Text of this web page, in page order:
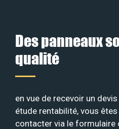
Des panneaux
qualité
en vue de recevoir un
étude rentabilité, vous
contacter via le formulaire